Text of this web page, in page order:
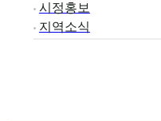
시정홍보
지역소식